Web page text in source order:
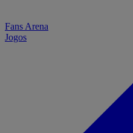
Fans Arena
Jogos